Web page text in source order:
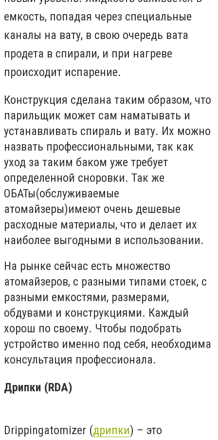
емкость, попадая через специальные
каналы на вату, в свою очередь вата
продета в спирали, и при нагреве
происходит испарение.
Конструкция сделана таким образом, что
парильщик может сам наматывать и
устанавливать спираль и вату. Их можно
назвать профессиональными, так как
уход за таким баком уже требует
определенной сноровки. Так же
ОБАТы(обслуживаемые
атомайзеры)имеют очень дешевые
расходные материалы, что и делает их
наиболее выгодными в использовании.
На рынке сейчас есть множество
атомайзеров, с разными типами стоек, с
разными емкостями, размерами,
обдувами и конструкциями. Каждый
хорош по своему. Чтобы подобрать
устройство именно под себя, необходима
консультация профессионала.
Дрипки (RDA)
Drippingatomizer (дрипки) – это